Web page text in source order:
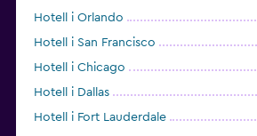
Hotell i Orlando
Hotell i San Francisco
Hotell i Chicago
Hotell i Dallas
Hotell i Fort Lauderdale